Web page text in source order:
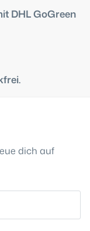
DHL GoGreen
dich auf